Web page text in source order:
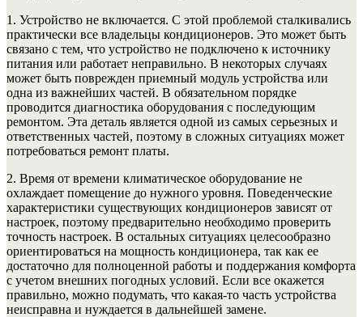
1. Устройство не включается. С этой проблемой сталкивались
практически все владельцы кондиционеров. Это может быть
связано с тем, что устройство не подключено к источнику
питания или работает неправильно. В некоторых случаях
может быть поврежден приемный модуль устройства или
одна из важнейших частей. В обязательном порядке
проводится диагностика оборудования с последующим
ремонтом. Эта деталь является одной из самых серьезных и
ответственных частей, поэтому в сложных ситуациях может
потребоваться ремонт платы.
2. Время от времени климатическое оборудование не
охлаждает помещение до нужного уровня. Поведенческие
характеристики существующих кондиционеров зависят от
настроек, поэтому предварительно необходимо проверить
точность настроек. В остальных ситуациях целесообразно
ориентироваться на мощность кондиционера, так как ее
достаточно для полноценной работы и поддержания комфорта
с учетом внешних погодных условий. Если все окажется
правильно, можно подумать, что какая-то часть устройства
неисправна и нуждается в дальнейшей замене.